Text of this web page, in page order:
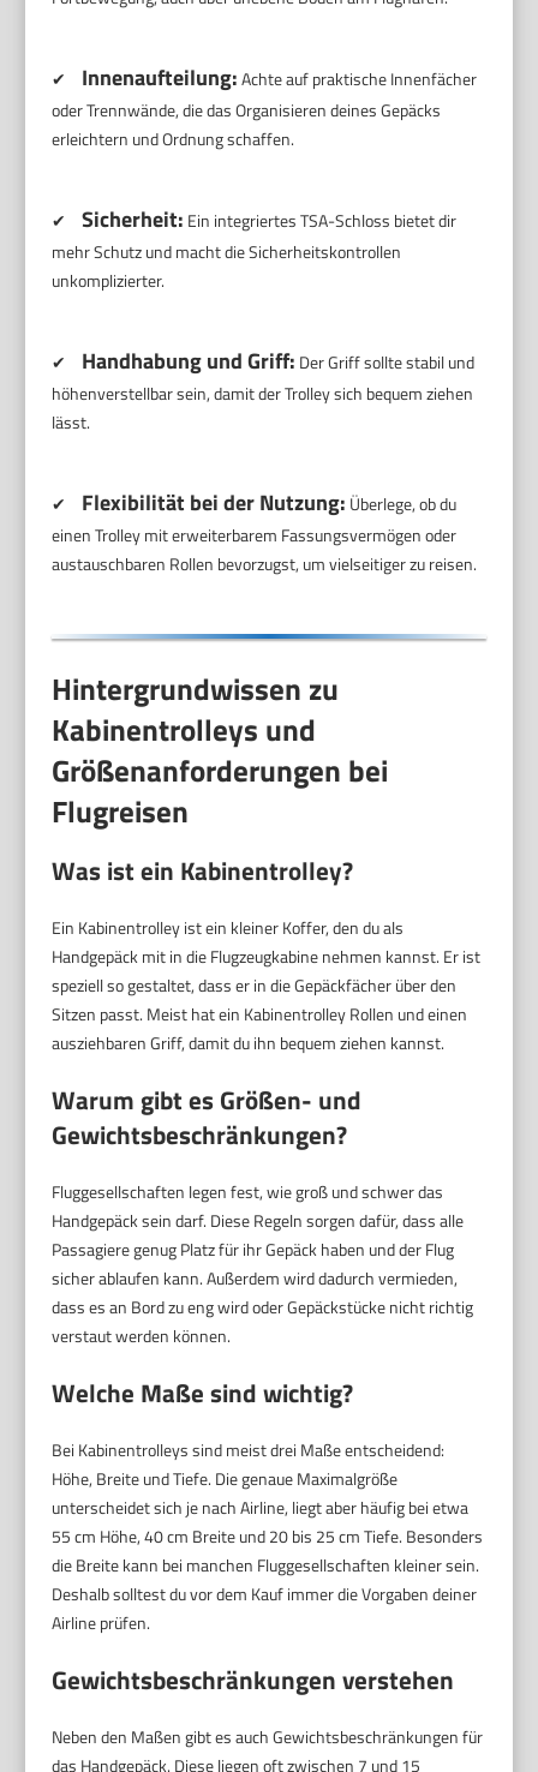
✔ Innenaufteilung:Achte auf praktische Innenfächer
oder Trennwände, die das Organisieren deines Gepäcks
erleichtern und Ordnung schaffen.
✔ Sicherheit: Ein integriertes TSA-Schloss bietet dir
mehr Schutz und macht die Sicherheitskontrollen
unkomplizierter.
✔ Handhabung und Griff: Der Griff sollte stabil und
höhenverstellbar sein, damit der Trolley sich bequem ziehen
lässt.
✔ Flexibilität bei der Nutzung: Überlege, ob du
einen Trolley mit erweiterbarem Fassungsvermögen oder
austauschbaren Rollen bevorzugst, um vielseitiger zu reisen.
Hintergrundwissen zu
Kabinentrolleys und
Größenanforderungen bei
Flugreisen
Was ist ein Kabinentrolley?
Ein Kabinentrolley ist ein kleiner Koffer, den du als
Handgepäck mit in die Flugzeugkabine nehmen kannst. Er ist
speziell so gestaltet, dass er in die Gepäckfächer über den
Sitzen passt. Meist hat ein Kabinentrolley Rollen und einen
ausziehbaren Griff, damit du ihn bequem ziehen kannst.
Warum gibt es Größen- und
Gewichtsbeschränkungen?
Fluggesellschaften legen fest, wie groß und schwer das
Handgepäck sein darf. Diese Regeln sorgen dafür, dass alle
Passagiere genug Platz für ihr Gepäck haben und der Flug
sicher ablaufen kann. Außerdem wird dadurch vermieden,
dass es an Bord zu eng wird oder Gepäckstücke nicht richtig
verstaut werden können.
Welche Maße sind wichtig?
Bei Kabinentrolleys sind meist drei Maße entscheidend:
Höhe, Breite und Tiefe. Die genaue Maximalgröße
unterscheidet sich je nach Airline, liegt aber häufig bei etwa
55 cm Höhe, 40 cm Breite und 20 bis 25 cm Tiefe. Besonders
die Breite kann bei manchen Fluggesellschaften kleiner sein.
Deshalb solltest du vor dem Kauf immer die Vorgaben deiner
Airline prüfen.
Gewichtsbeschränkungen verstehen
Neben den Maßen gibt es auch Gewichtsbeschränkungen für
das Handgepäck. Diese liegen oft zwischen 7 und 15